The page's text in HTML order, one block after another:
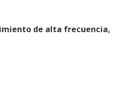
de alta frecuencia,